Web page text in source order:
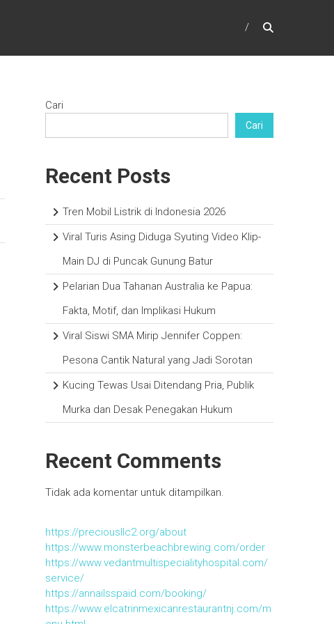
Cari
Cari
Recent Posts
Tren Mobil Listrik di Indonesia 2026
Viral Turis Asing Diduga Syuting Video Klip-
Main DJ di Puncak Gunung Batur
Pelarian Dua Tahanan Australia ke Papua:
Fakta, Motif, dan Implikasi Hukum
Viral Siswi SMA Mirip Jennifer Coppen:
Pesona Cantik Natural yang Jadi Sorotan
Kucing Tewas Usai Ditendang Pria, Publik
Murka dan Desak Penegakan Hukum
Recent Comments
Tidak ada komentar untuk ditampilkan.
https://preciousllc2.org/about
https://www.monsterbeachbrewing.com/order
https://www.vedantmultispecialityhospital.com/
service/
https://annailsspaid.com/booking/
https://www.elcatrinmexicanrestaurantnj.com/m